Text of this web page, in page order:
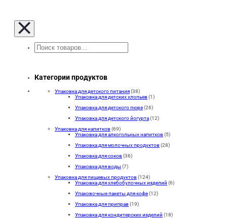
Поиск
Категории продуктов
Упаковка для детского питания(38)
Упаковка для детских хлопьев(1)
Упаковка для детского пюре(26)
Упаковка для детского йогурта(12)
Упаковка для напитков(69)
Упаковка для алкогольных напитков(5)
Упаковка для молочных продуктов(28)
Упаковка для соков(36)
Упаковка для воды (7)
Упаковка для пищевых продуктов(124)
Упаковка для хлебобулочных изделий (6)
Упаковочные пакеты для кофе(12)
Упаковка для приправ(19)
Упаковка для кондитерских изделий (18)